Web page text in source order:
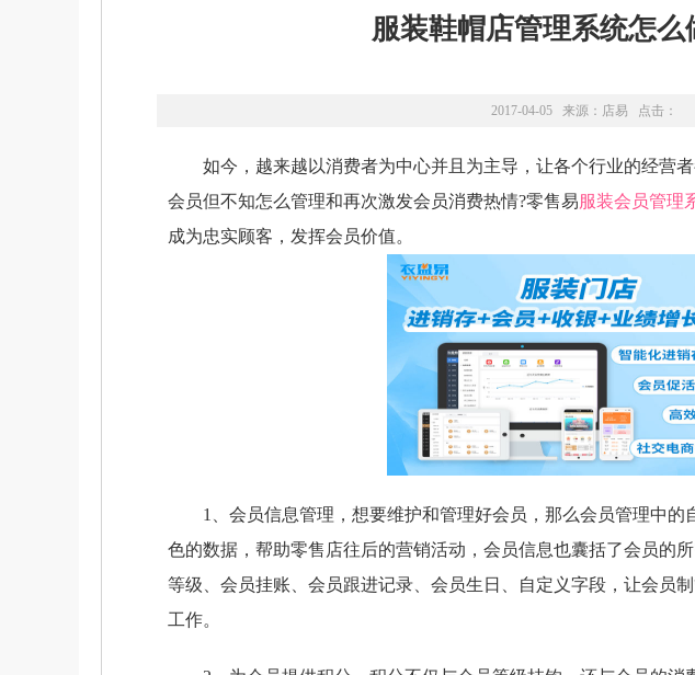
服装鞋帽店管理系统怎么
2017-04-05 来源： 店易 点击：
如今，越来越以消费者为中心并且为主导，让各个行业的经营者
会员但不知怎么管理和再次激发会员消费热情?零售易服装会员管理
成为忠实顾客，发挥会员价值。
1、会员信息管理，想要维护和管理好会员，那么会员管理中的
色的数据，帮助零售店往后的营销活动，会员信息也囊括了会员的
等级、会员挂账、会员跟进记录、会员生日、自定义字段，让会员
工作。